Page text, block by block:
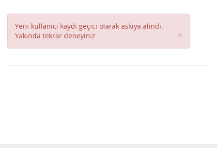
Yeni kullanıcı kaydı geçici olarak askıya alındı.
Yakında tekrar deneyiniz.
×